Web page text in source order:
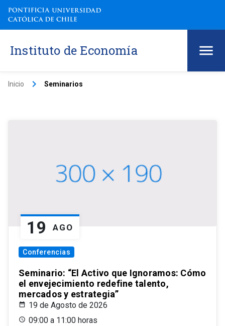
Instituto de Economía
Inicio keyboard_arrow_right Seminarios
19 AGO
Conferencias
Seminario: “El Activo que Ignoramos: Cómo
el envejecimiento redefine talento,
mercados y estrategia”
19 de Agosto de 2026
09:00 a 11:00 horas